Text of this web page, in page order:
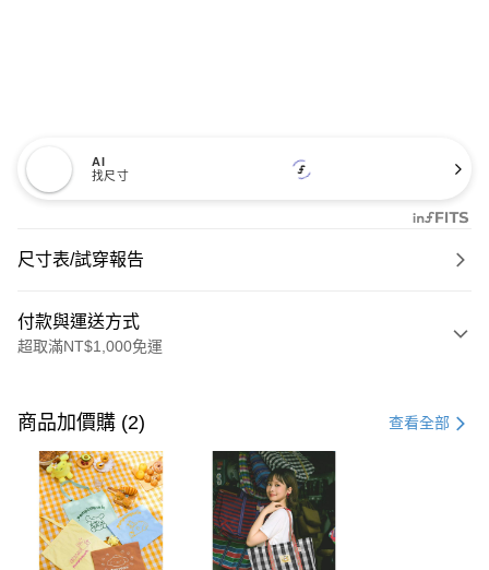
AI
找尺寸
尺寸表/試穿報告
付款與運送方式
超取滿NT$1,000免運
信用卡一次付款
購物金
超商取貨付款
LINE Pay
商品加價購 (2) 查看全部